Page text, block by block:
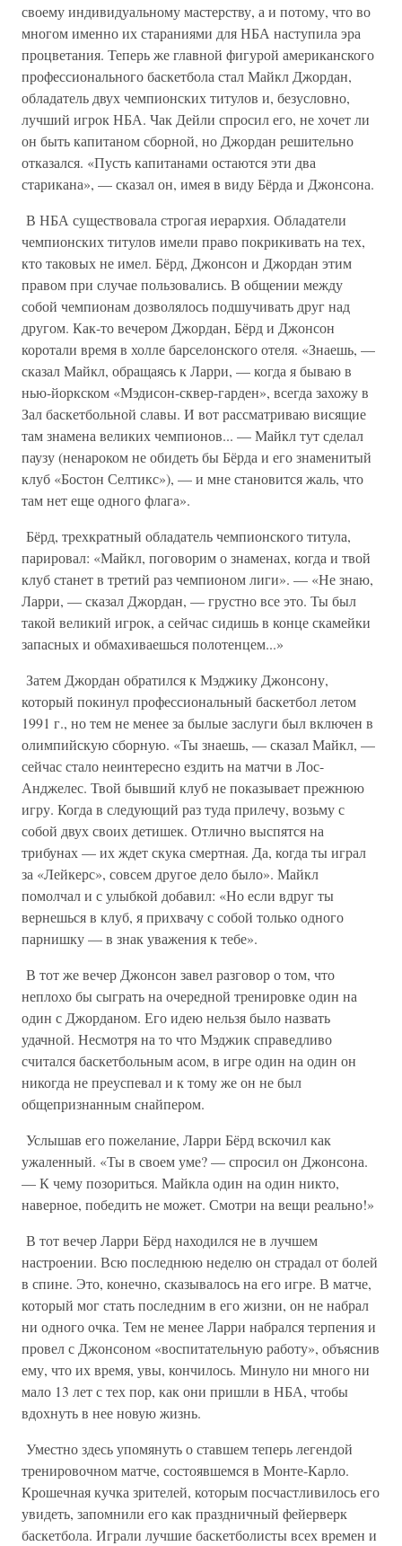
своему индивидуальному мастерству, а и потому, что во
многом именно их стараниями для НБА наступила эра
процветания. Теперь же главной фигурой американского
профессионального баскетбола стал Майкл Джордан,
обладатель двух чемпионских титулов и, безусловно,
лучший игрок НБА. Чак Дейли спросил его, не хочет ли
он быть капитаном сборной, но Джордан решительно
отказался. «Пусть капитанами остаются эти два
старикана», — сказал он, имея в виду Бёрда и Джонсона.
В НБА существовала строгая иерархия. Обладатели
чемпионских титулов имели право покрикивать на тех,
кто таковых не имел. Бёрд, Джонсон и Джордан этим
правом при случае пользовались. В общении между
собой чемпионам дозволялось подшучивать друг над
другом. Как-то вечером Джордан, Бёрд и Джонсон
коротали время в холле барселонского отеля. «Знаешь, —
сказал Майкл, обращаясь к Ларри, — когда я бываю в
нью-йоркском «Мэдисон-сквер-гарден», всегда захожу в
Зал баскетбольной славы. И вот рассматриваю висящие
там знамена великих чемпионов... — Майкл тут сделал
паузу (ненароком не обидеть бы Бёрда и его знаменитый
клуб «Бостон Селтикс»), — и мне становится жаль, что
там нет еще одного флага».
Бёрд, трехкратный обладатель чемпионского титула,
парировал: «Майкл, поговорим о знаменах, когда и твой
клуб станет в третий раз чемпионом лиги». — «Не знаю,
Ларри, — сказал Джордан, — грустно все это. Ты был
такой великий игрок, а сейчас сидишь в конце скамейки
запасных и обмахиваешься полотенцем...»
Затем Джордан обратился к Мэджику Джонсону,
который покинул профессиональный баскетбол летом
1991 г., но тем не менее за былые заслуги был включен в
олимпийскую сборную. «Ты знаешь, — сказал Майкл, —
сейчас стало неинтересно ездить на матчи в Лос-
Анджелес. Твой бывший клуб не показывает прежнюю
игру. Когда в следующий раз туда прилечу, возьму с
собой двух своих детишек. Отлично выспятся на
трибунах — их ждет скука смертная. Да, когда ты играл
за «Лейкерс», совсем другое дело было». Майкл
помолчал и с улыбкой добавил: «Но если вдруг ты
вернешься в клуб, я прихвачу с собой только одного
парнишку — в знак уважения к тебе».
В тот же вечер Джонсон завел разговор о том, что
неплохо бы сыграть на очередной тренировке один на
один с Джорданом. Его идею нельзя было назвать
удачной. Несмотря на то что Мэджик справедливо
считался баскетбольным асом, в игре один на один он
никогда не преуспевал и к тому же он не был
общепризнанным снайпером.
Услышав его пожелание, Ларри Бёрд вскочил как
ужаленный. «Ты в своем уме? — спросил он Джонсона.
— К чему позориться. Майкла один на один никто,
наверное, победить не может. Смотри на вещи реально!»
В тот вечер Ларри Бёрд находился не в лучшем
настроении. Всю последнюю неделю он страдал от болей
в спине. Это, конечно, сказывалось на его игре. В матче,
который мог стать последним в его жизни, он не набрал
ни одного очка. Тем не менее Ларри набрался терпения и
провел с Джонсоном «воспитательную работу», объяснив
ему, что их время, увы, кончилось. Минуло ни много ни
мало 13 лет с тех пор, как они пришли в НБА, чтобы
вдохнуть в нее новую жизнь.
Уместно здесь упомянуть о ставшем теперь легендой
тренировочном матче, состоявшемся в Монте-Карло.
Крошечная кучка зрителей, которым посчастливилось его
увидеть, запомнили его как праздничный фейерверк
баскетбола. Играли лучшие баскетболисты всех времен и